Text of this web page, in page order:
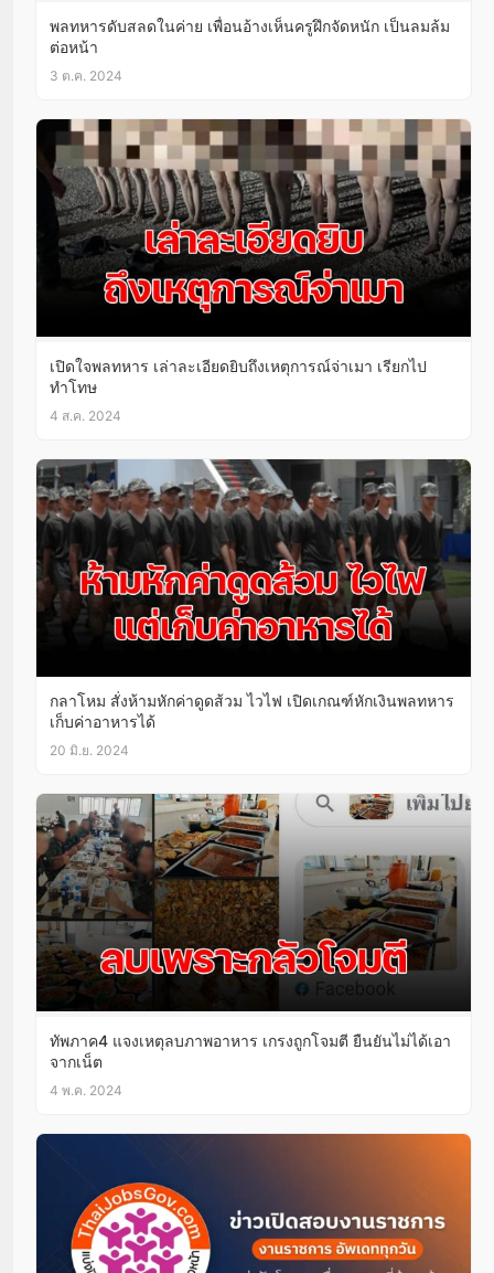
พลทหารดับสลดในค่าย เพื่อนอ้างเห็นครูฝึกจัดหนัก เป็นลมล้ม
ต่อหน้า
3 ต.ค. 2024
เปิดใจพลทหาร เล่าละเอียดยิบถึงเหตุการณ์จ่าเมา เรียกไป
ทำโทษ
4 ส.ค. 2024
กลาโหม สั่งห้ามหักค่าดูดส้วม ไวไฟ เปิดเกณฑ์หักเงินพลทหาร
เก็บค่าอาหารได้
20 มิ.ย. 2024
ทัพภาค4 แจงเหตุลบภาพอาหาร เกรงถูกโจมตี ยืนยันไม่ได้เอา
จากเน็ต
4 พ.ค. 2024